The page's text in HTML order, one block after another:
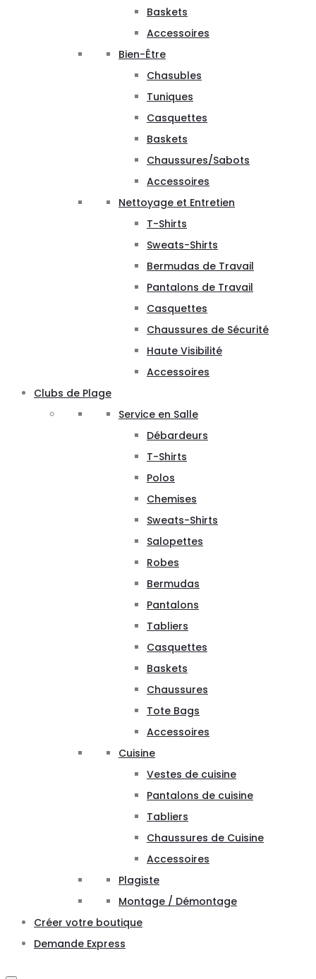
Baskets
Accessoires
Bien-Être
Chasubles
Tuniques
Casquettes
Baskets
Chaussures/Sabots
Accessoires
Nettoyage et Entretien
T-Shirts
Sweats-Shirts
Bermudas de Travail
Pantalons de Travail
Casquettes
Chaussures de Sécurité
Haute Visibilité
Accessoires
Clubs de Plage
Service en Salle
Débardeurs
T-Shirts
Polos
Chemises
Sweats-Shirts
Salopettes
Robes
Bermudas
Pantalons
Tabliers
Casquettes
Baskets
Chaussures
Tote Bags
Accessoires
Cuisine
Vestes de cuisine
Pantalons de cuisine
Tabliers
Chaussures de Cuisine
Accessoires
Plagiste
Montage / Démontage
Créer votre boutique
Demande Express